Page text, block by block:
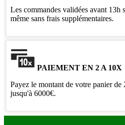
Les commandes validées avant 13h
même sans frais supplémentaires.
PAIEMENT EN 2 A 10X
Payez le montant de votre panier de
jusqu'à 6000€.